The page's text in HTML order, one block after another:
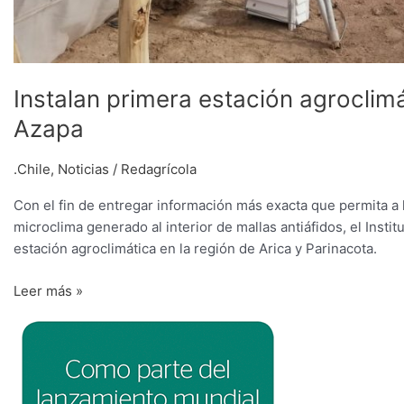
Instalan primera estación
Azapa
.Chile, Noticias / Redagrícola
Con el fin de entregar información más exacta que permita
microclima generado al interior de mallas antiáfidos, el
estación agroclimática en la región de Arica y Parinacota.
Leer más »
Todo